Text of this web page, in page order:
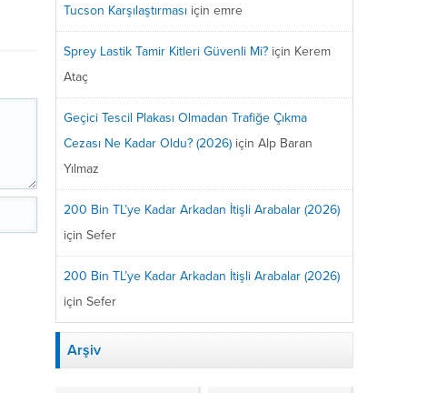
Tucson Karşılaştırması için emre
Sprey Lastik Tamir Kitleri Güvenli Mi? için Kerem
Ataç
Geçici Tescil Plakası Olmadan Trafiğe Çıkma
Cezası Ne Kadar Oldu? (2026) için Alp Baran
Yılmaz
200 Bin TL’ye Kadar Arkadan İtişli Arabalar (2026)
için Sefer
200 Bin TL’ye Kadar Arkadan İtişli Arabalar (2026)
için Sefer
Arşiv